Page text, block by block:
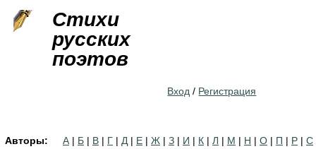
Стихи
русских
поэтов
Вход / Регистрация
Авторы: А | Б | В | Г | Д | Е | Ж | З | И | К | Л | М | Н | О | П | Р | С